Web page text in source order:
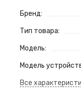
Бренд:
Тип товара:
Модель:
Модель